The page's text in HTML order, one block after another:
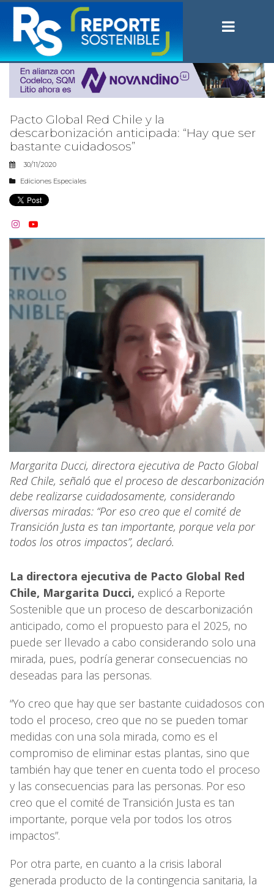
Pacto Global Red Chile y la
descarbonización anticipada: “Hay que ser
bastante cuidadosos”
30/11/2020
Ediciones Especiales
 
Margarita Ducci, directora ejecutiva de Pacto Global
Red Chile, señaló que el proceso de descarbonización
debe realizarse cuidadosamente, considerando
diversas miradas: “Por eso creo que el comité de
Transición Justa es tan importante, porque vela por
todos los otros impactos”, declaró.
La directora ejecutiva de Pacto Global Red
Chile, Margarita Ducci, explicó a Reporte
Sostenible que un proceso de descarbonización
anticipado, como el propuesto para el 2025, no
puede ser llevado a cabo considerando solo una
mirada, pues, podría generar consecuencias no
deseadas para las personas.
“Yo creo que hay que ser bastante cuidadosos con
todo el proceso, creo que no se pueden tomar
medidas con una sola mirada, como es el
compromiso de eliminar estas plantas, sino que
también hay que tener en cuenta todo el proceso
y las consecuencias para las personas. Por eso
creo que el comité de Transición Justa es tan
importante, porque vela por todos los otros
impactos”.
Por otra parte, en cuanto a la crisis laboral
generada producto de la contingencia sanitaria, la